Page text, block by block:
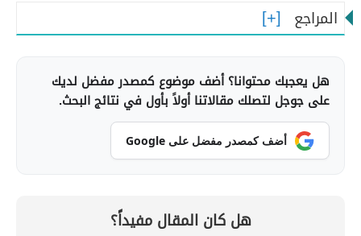
المراجع
هل يعجبك محتوانا؟ أضف موضوع كمصدر مفضل لديك
على جوجل لتصلك مقالاتنا أولاً بأول في نتائج البحث.
أضف كمصدر مفضل على Google
هل كان المقال مفيداً؟